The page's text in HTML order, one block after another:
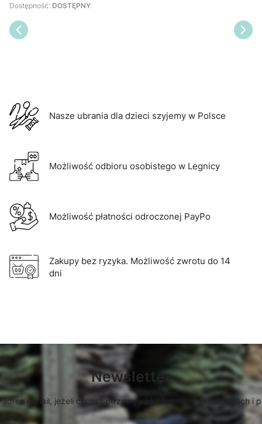
Dostępność: DOSTĘPNY
Nasze ubrania dla dzieci szyjemy w Polsce
Możliwość odbioru osobistego w Legnicy
Możliwość płatności odroczonej PayPo
Zakupy bez ryzyka. Możliwość zwrotu do 14
dni
Newsletter
adres e-mail, jeżeli chcesz otrzymywać informacje o nowościach i